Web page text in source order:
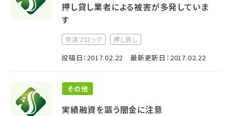
押し貸し業者による被害が多発していま
す
完済ブロック 押し貸し
投稿日：2017.02.22 最新更新日：2017.02.22
その他
実績融資を謳う闇金に注意